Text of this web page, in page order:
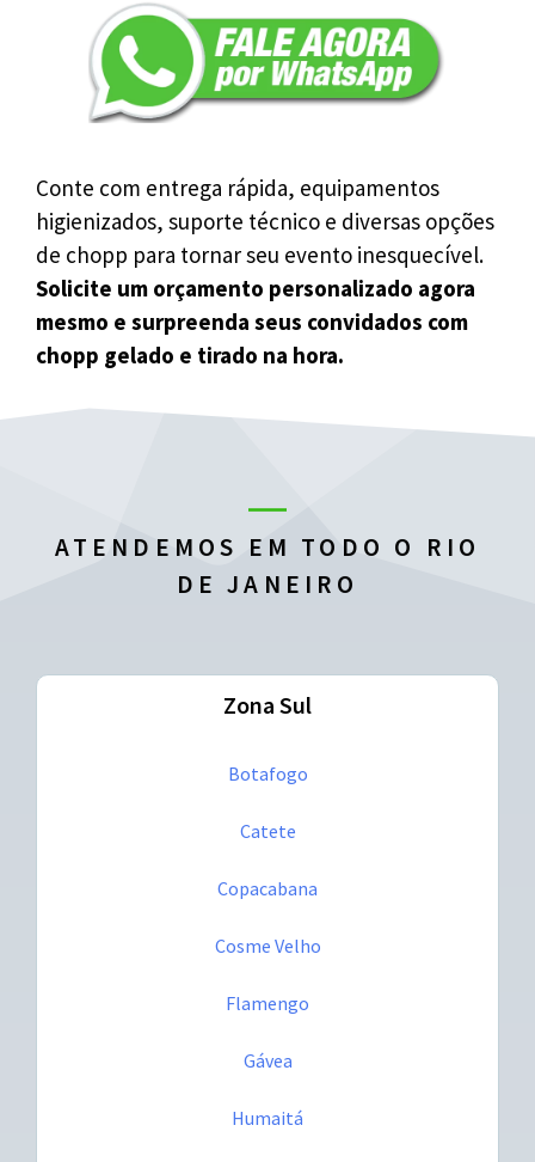
Conte com entrega rápida, equipamentos
higienizados, suporte técnico e diversas opções
de chopp para tornar seu evento inesquecível.
Solicite um orçamento personalizado agora
mesmo e surpreenda seus convidados com
chopp gelado e tirado na hora.
ATENDEMOS EM TODO O RIO
DE JANEIRO
Zona Sul
Botafogo
Catete
Copacabana
Cosme Velho
Flamengo
Gávea
Humaitá